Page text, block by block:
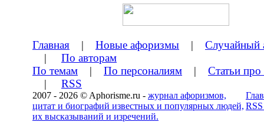
Главная | Новые афоризмы | Случайный
| По авторам
По темам | По персоналиям | Статьи
| RSS
2007 - 2026 © Aphorisme.ru - журнал афоризмов,
цитат и биографий известных и популярных людей,
их высказываний и изречений.